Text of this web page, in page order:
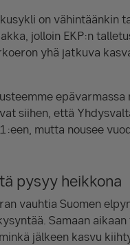
on vähintäänkin
jolloin EKP:n
yhä jatkuva
siihen, että
mutta nousee
pysyy heikkona
vauhtia Suomen
Samaan
jälkeen kasvu